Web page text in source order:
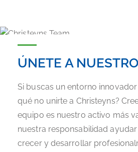
ÚNETE A
Si buscas un entorno
qué no unirte a Christeyns?
equipo es nuestro activo más
nuestra responsabilidad
crecer y desarrollar